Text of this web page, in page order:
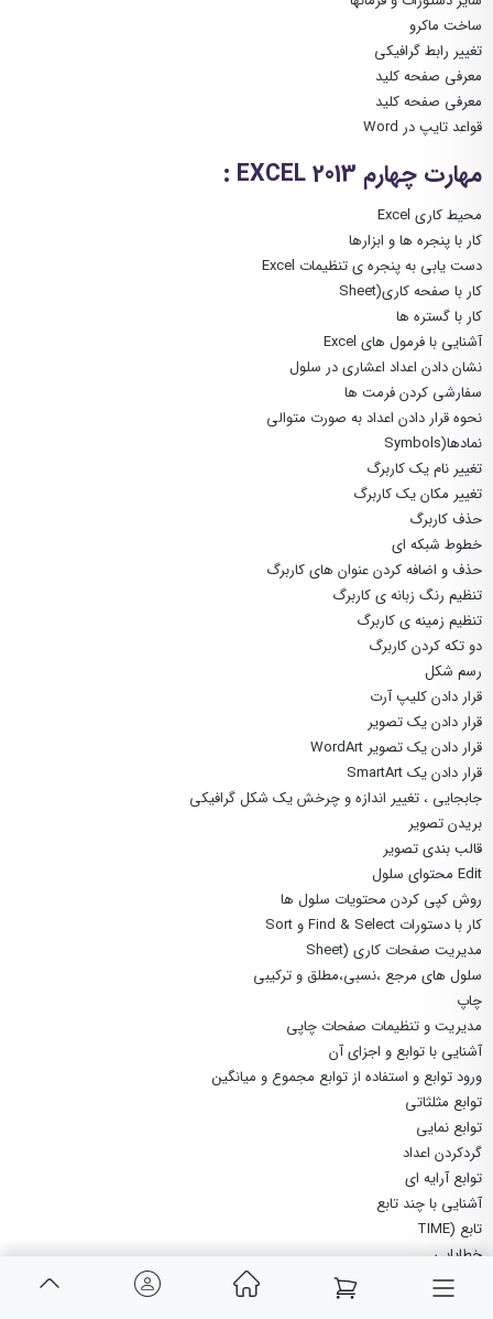
ساخت ماکرو
تغییر رابط گرافیکی
معرفی صفحه کلید
معرفی صفحه کلید
قواعد تایپ در Word
مهارت چهارم EXCEL 2013 :
محیط کاری Excel
کار با پنجره ها و ابزارها
دست یابی به پنجره ی تنظیمات Excel
کار با صفحه کاری(Sheet
کار با گستره ها
آشنایی با فرمول های Excel
نشان دادن اعداد اعشاری در سلول
سفارشی کردن فرمت ها
نحوه قرار دادن اعداد به صورت متوالی
نمادها(Symbols
تغییر نام یک کاربرگ
تغییر مکان یک کاربرگ
حذف کاربرگ
خطوط شبکه ای
حذف و اضافه کردن عنوان های کاربرگ
تنظیم رنگ زبانه ی کاربرگ
تنظیم زمینه ی کاربرگ
دو تکه کردن کاربرگ
رسم شکل
قرار دادن کلیپ آرت
قرار دادن یک تصویر
قرار دادن یک تصویر WordArt
قرار دادن یک SmartArt
جابجایی ، تغییر اندازه و چرخش یک شکل گرافیکی
بریدن تصویر
قالب بندی تصویر
Edit محتوای سلول
روش کپی کردن محتویات سلول ها
کار با دستورات Find & Select و Sort
مدیریت صفحات کاری (Sheet
سلول های مرجع ،نسبی،مطلق و ترکیبی
چاپ
مدیریت و تنظیمات صفحات چاپی
آشنایی با توابع و اجزای آن
ورود توابع و استفاده از توابع مجموع و میانگین
توابع مثلثاتی
توابع نمایی
گردکردن اعداد
توابع آرایه ای
آشنایی با چند تابع
تابع (TIME
خطایابی